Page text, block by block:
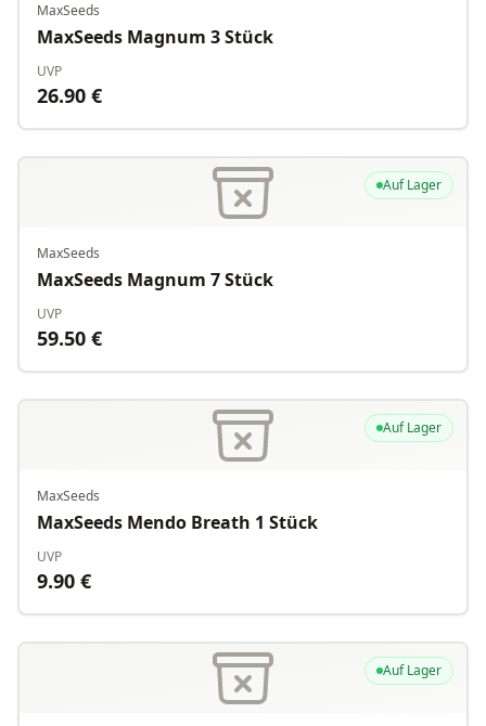
MaxSeeds
MaxSeeds Magnum 3 Stück
UVP
26.90 €
Auf Lager
MaxSeeds
MaxSeeds Magnum 7 Stück
UVP
59.50 €
Auf Lager
MaxSeeds
MaxSeeds Mendo Breath 1 Stück
UVP
9.90 €
Auf Lager